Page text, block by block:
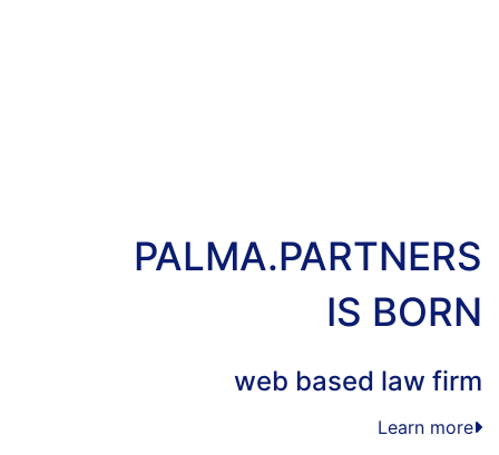
PALMA.PARTNERS
IS BORN
web based law firm
Learn more